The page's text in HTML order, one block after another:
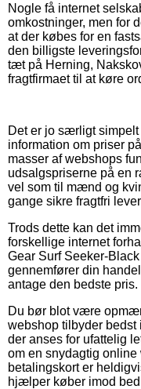
Nogle få internet
omkostninger, men for
at der købes for en
den billigste
tæt på Herning,
fragtfirmaet til at køre
Det er jo særligt
information om priser
masser af webshops
udsalgspriserne på en
vel som til mænd og
gange sikre fragtfri
Trods dette kan det
forskellige internet
Gear Surf Seeker-
gennemfører din
antage den bedste pris.
Du bør blot være
webshop tilbyder bedst
der anses for ufattelig
om en snydagtig
betalingskort er
hjælper køber imod